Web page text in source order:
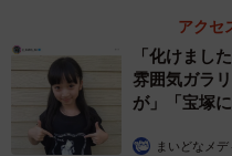
アクセ
「化けまし
雰囲気ガラ
が」「宝塚
まいどなメデ